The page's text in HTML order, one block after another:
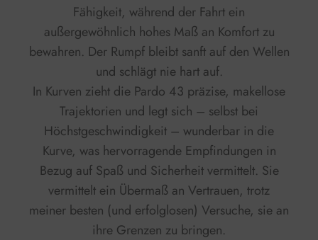
Fähigkeit, während der Fahrt ein
außergewöhnlich hohes Maß an Komfort zu
bewahren. Der Rumpf bleibt sanft auf den Wellen
und schlägt nie hart auf.
In Kurven zieht die Pardo 43 präzise, makellose
Trajektorien und legt sich – selbst bei
Höchstgeschwindigkeit – wunderbar in die
Kurve, was hervorragende Empfindungen in
Bezug auf Spaß und Sicherheit vermittelt. Sie
vermittelt ein Übermaß an Vertrauen, trotz
meiner besten (und erfolglosen) Versuche, sie an
ihre Grenzen zu bringen.